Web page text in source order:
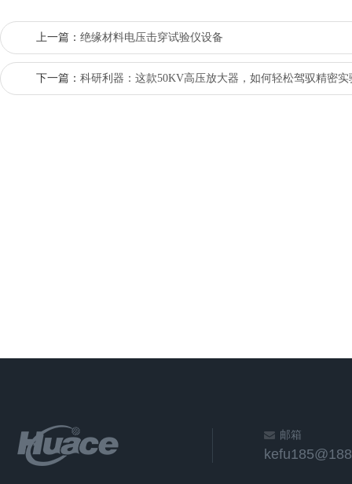
上一篇： 绝缘材料电压击穿试验仪设备
下一篇： 科研利器：这款50KV高压放大器，如何轻松驾驭精密实
邮箱